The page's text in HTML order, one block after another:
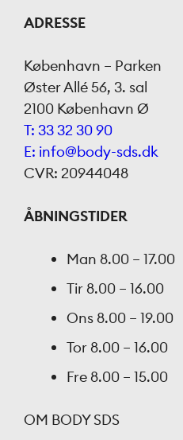
ADRESSE
København – Parken
Øster Allé 56, 3. sal
2100 København Ø
T: 33 32 30 90
E: info@body-sds.dk
CVR: 20944048
ÅBNINGSTIDER
Man 8.00 – 17.00
Tir 8.00 – 16.00
Ons 8.00 – 19.00
Tor 8.00 – 16.00
Fre 8.00 – 15.00
OM BODY SDS